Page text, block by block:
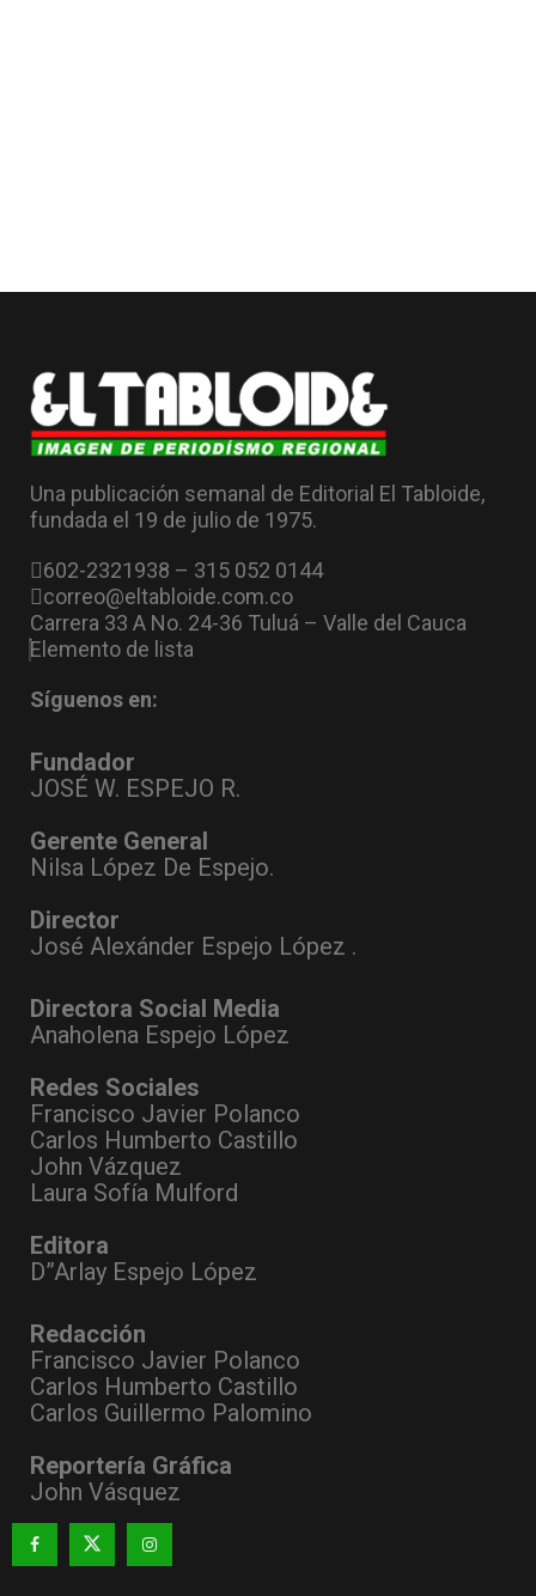
Una publicación semanal de Editorial El Tabloide,
fundada el 19 de julio de 1975.
602-2321938 – 315 052 0144
correo@eltabloide.com.co
Carrera 33 A No. 24-36 Tuluá – Valle del Cauca
Elemento de lista
Síguenos en:
Fundador
JOSÉ W. ESPEJO R.
Gerente General
Nilsa López De Espejo.
Director
José Alexánder Espejo López .
Directora Social Media
Anaholena Espejo López
Redes Sociales
Francisco Javier Polanco
Carlos Humberto Castillo
John Vázquez
Laura Sofía Mulford
Editora
D”Arlay Espejo López
Redacción
Francisco Javier Polanco
Carlos Humberto Castillo
Carlos Guillermo Palomino
Reportería Gráfica
John Vásquez